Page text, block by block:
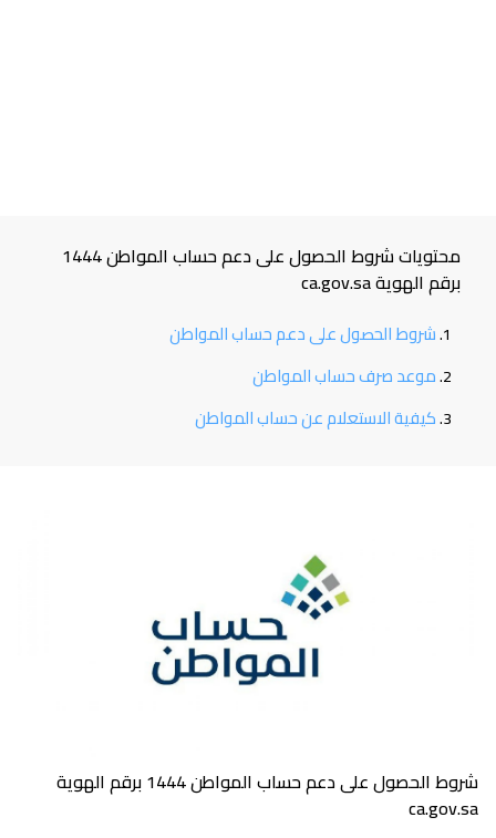
محتويات شروط الحصول على دعم حساب المواطن 1444
برقم الهوية ca.gov.sa
شروط الحصول على دعم حساب المواطن
موعد صرف حساب المواطن
كيفية الاستعلام عن حساب المواطن
شروط الحصول على دعم حساب المواطن 1444 برقم الهوية
ca.gov.sa